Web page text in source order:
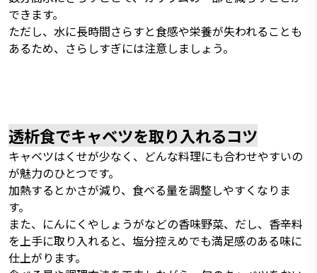
できます。
ただし、水に長時間さらすと食感や栄養が失われることも
あるため、さらしすぎには注意しましょう。
透析食でキャベツを取り入れるコツ
キャベツはくせが少なく、どんな料理にも合わせやすいの
が魅力のひとつです。
加熱するとかさが減り、食べる量を調整しやすくなりま
す。
また、にんにくやしょうがなどの香味野菜、だし、香辛料
を上手に取り入れると、塩分控えめでも満足感のある味に
仕上がります。